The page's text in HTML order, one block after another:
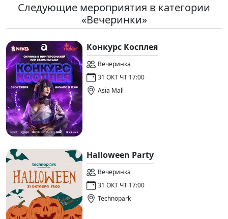
Следующие мероприятия в категории
«Вечеринки»
Конкурс Косплея
Вечеринка
31 ОКТ ЧТ 17:00
Asia Mall
Halloween Party
Вечеринка
31 ОКТ ЧТ 17:00
Technopark